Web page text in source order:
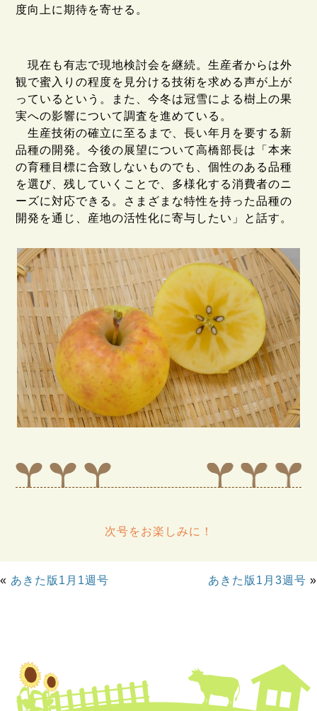
度向上に期待を寄せる。
現在も有志で現地検討会を継続。生産者からは外
観で蜜入りの程度を見分ける技術を求める声が上が
っているという。また、今冬は冠雪による樹上の果
実への影響について調査を進めている。
生産技術の確立に至るまで、長い年月を要する新
品種の開発。今後の展望について高橋部長は「本来
の育種目標に合致しないものでも、個性のある品種
を選び、残していくことで、多様化する消費者のニ
ーズに対応できる。さまざまな特性を持った品種の
開発を通じ、産地の活性化に寄与したい」と話す。
次号をお楽しみに！
« あきた版1月1週号 あきた版1月3週号 »